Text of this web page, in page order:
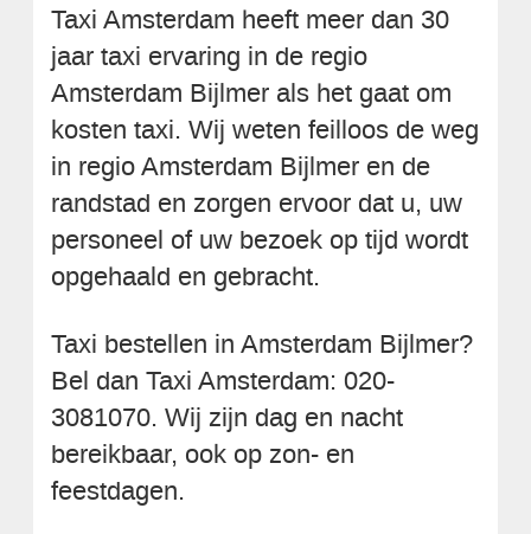
Taxi Amsterdam heeft meer dan 30
jaar taxi ervaring in de regio
Amsterdam Bijlmer als het gaat om
kosten taxi. Wij weten feilloos de weg
in regio Amsterdam Bijlmer en de
randstad en zorgen ervoor dat u, uw
personeel of uw bezoek op tijd wordt
opgehaald en gebracht.
Taxi bestellen in Amsterdam Bijlmer?
Bel dan Taxi Amsterdam: 020-
3081070. Wij zijn dag en nacht
bereikbaar, ook op zon- en
feestdagen.